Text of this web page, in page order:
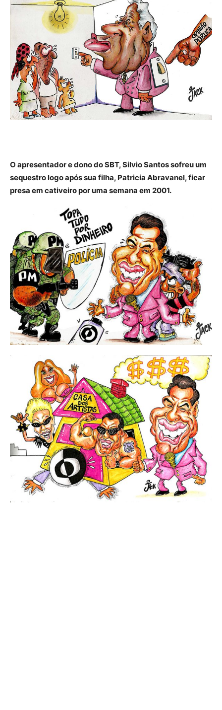
O apresentador e dono do SBT, Silvio Santos sofreu um
sequestro logo após sua filha, Patricia Abravanel, ficar
presa em cativeiro por uma semana em 2001.